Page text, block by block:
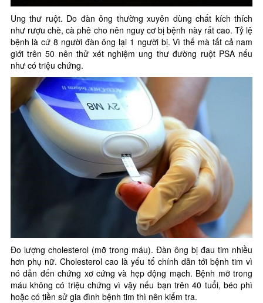
Ung thư ruột. Do đàn ông thường xuyên dùng chất kích thích
như rượu chè, cà phê cho nên nguy cơ bị bệnh này rất cao. Tỷ lệ
bệnh là cứ 8 người đàn ông lại 1 người bị. Vì thế mà tất cả nam
giới trên 50 nên thử xét nghiệm ung thư đường ruột PSA nếu
như có triệu chứng.
Đo lượng cholesterol (mỡ trong máu). Đàn ông bị đau tim nhiều
hơn phụ nữ. Cholesterol cao là yếu tố chính dẫn tới bệnh tim vì
nó dẫn đến chứng xơ cứng và hẹp động mạch. Bệnh mỡ trong
máu không có triệu chứng vì vậy nếu bạn trên 40 tuổi, béo phì
hoặc có tiền sử gia đình bệnh tim thì nên kiểm tra.